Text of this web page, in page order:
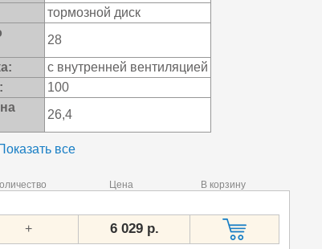
тормозной диск
28
с внутренней вентиляцией
100
26,4
все
Цена В корзину
+ 6 029 р.